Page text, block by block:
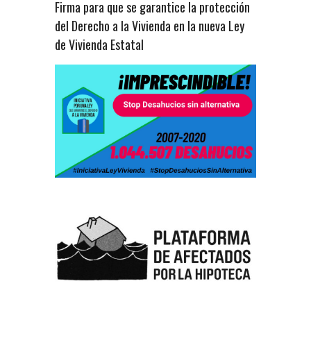
Firma para que se garantice la protección
del Derecho a la Vivienda en la nueva Ley
de Vivienda Estatal